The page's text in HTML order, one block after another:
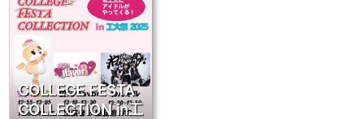
COLLEGE FESTA
COLLECTION in工